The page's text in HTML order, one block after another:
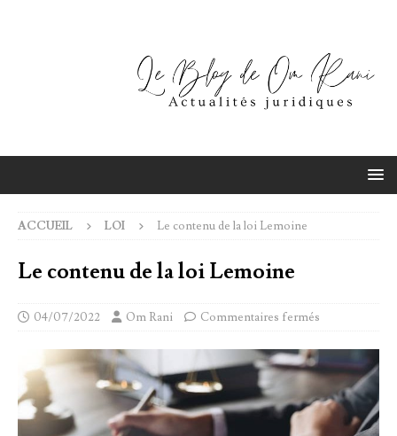
ACCUEIL LOI Le contenu de la loi Lemoine
Le contenu de la loi Lemoine
04/07/2022 Om Rani Commentaires fermés